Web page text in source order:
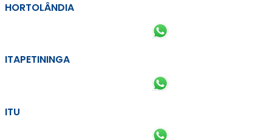
HORTOLÂNDIA
ITAPETININGA
ITU